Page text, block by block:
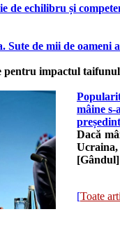
de echilibru și
Sute de mii de oameni
pentru impactul
mâine
Dacă
[Gândul]
[Toate